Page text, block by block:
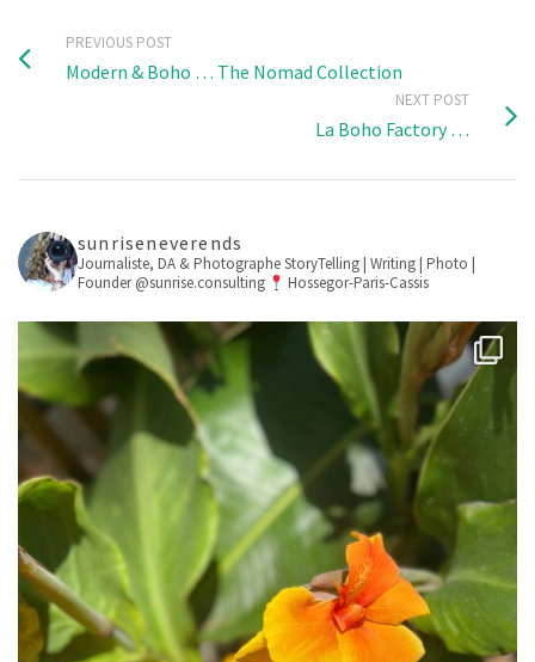
PREVIOUS POST
Modern & Boho … The Nomad Collection
NEXT POST
La Boho Factory …
sunriseneverends
Journaliste, DA & PhotographeStoryTelling | Writing | Photo |
Founder @sunrise.consulting
Hossegor-Paris-Cassis